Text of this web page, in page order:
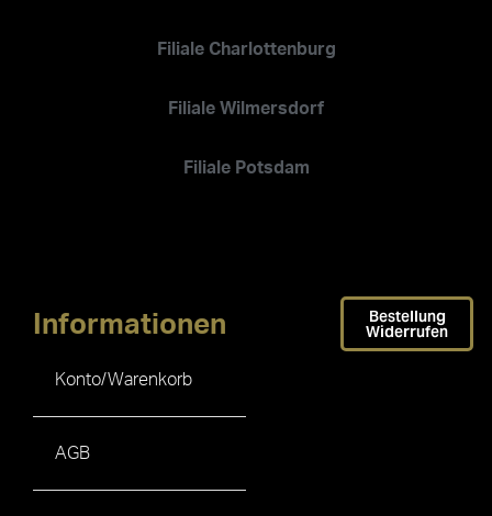
Filiale Charlottenburg
Filiale Wilmersdorf
Filiale Potsdam
Informationen
Konto/Warenkorb
AGB
Bestellung
Widerrufen